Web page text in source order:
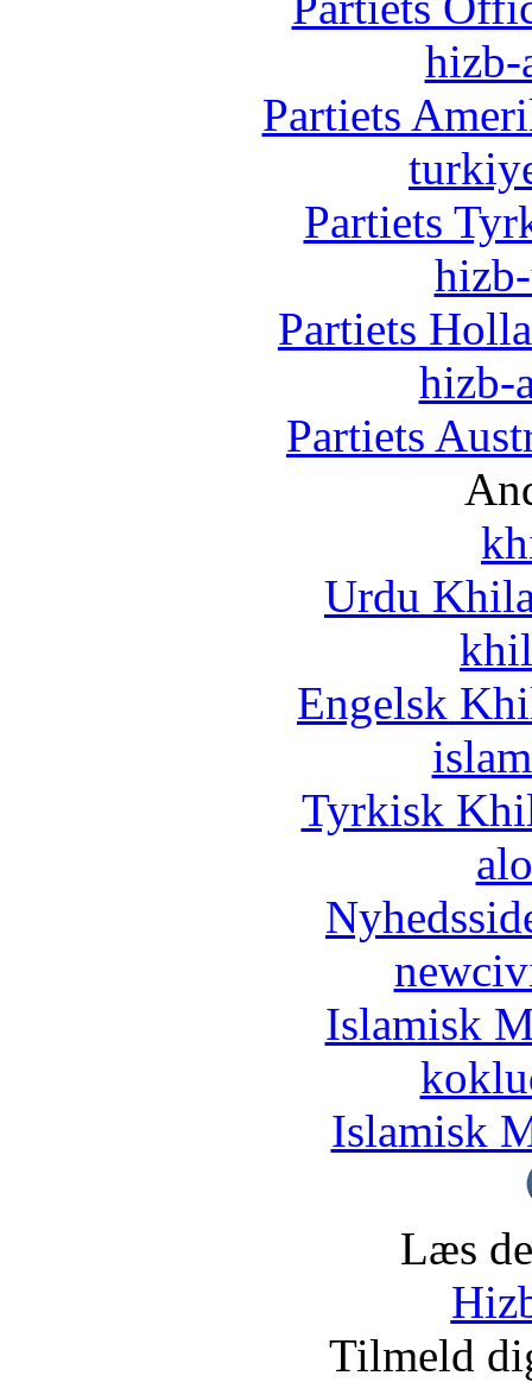
hizb-
Partiets
Partiets
Partiets
hizb-
Partiets
Urdu
Engelsk
Tyrkisk
Islamisk
Islamisk
Læs
Tilmeld